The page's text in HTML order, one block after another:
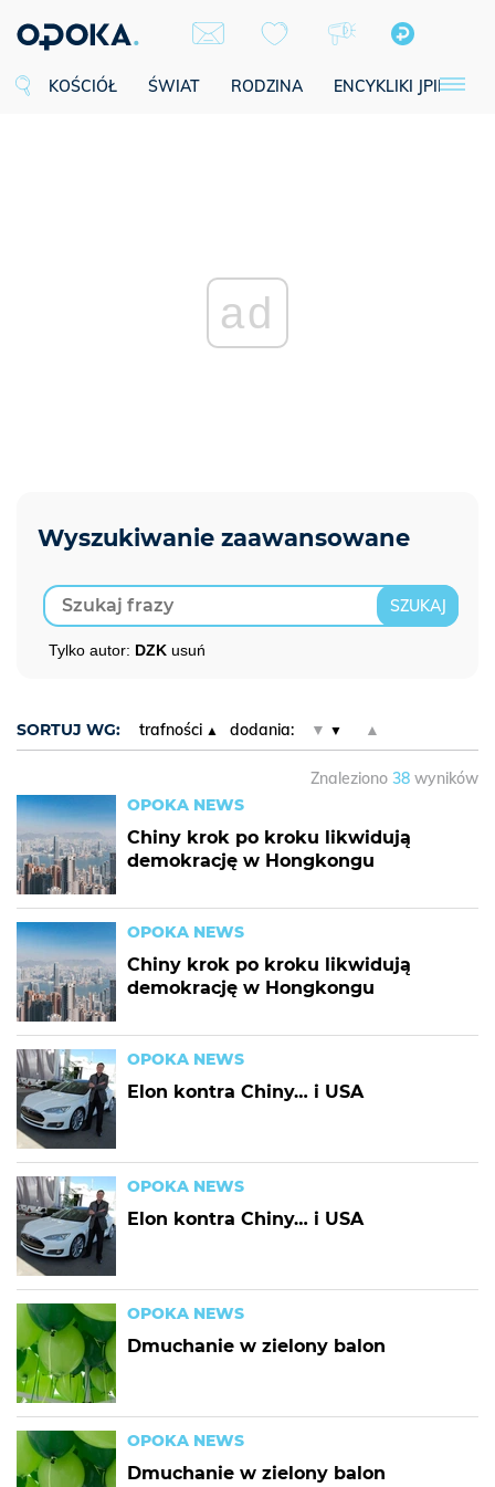
KOŚCIÓŁ ŚWIAT RODZINA ENCYKLIKI JPII
ad
Tylko autor: DZK usuń
SORTUJ WG: trafności dodania: ▼ ▲
Znaleziono 38 wyników
OPOKA NEWS
Chiny krok po kroku likwidują
demokrację w Hongkongu
OPOKA NEWS
Chiny krok po kroku likwidują
demokrację w Hongkongu
OPOKA NEWS
Elon kontra Chiny… i USA
OPOKA NEWS
Elon kontra Chiny… i USA
OPOKA NEWS
Dmuchanie w zielony balon
OPOKA NEWS
Dmuchanie w zielony balon